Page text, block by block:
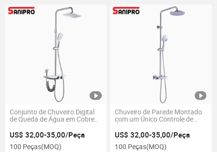
Conjunto de Chuveiro Digital
de Queda de Água em Cobre
US$ 32,00-35,00/Peça
100 Peças(MOQ)
Chuveiro de Parede Montado
com um Único Controle de
Água Sanipro Rainfall
US$ 32,00-35,00/Peça
100 Peças(MOQ)